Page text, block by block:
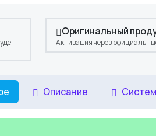
Оригинальный
Активация через
Описание